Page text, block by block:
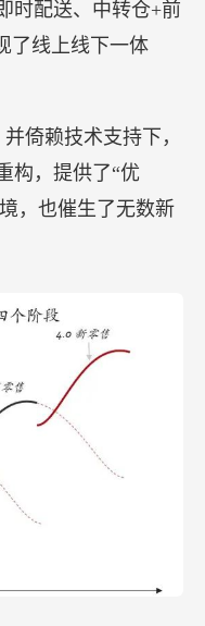
时配送、中转仓+前
了线上线下一体
倚赖技术支持下，
构，提供了“优
，也催生了无数新